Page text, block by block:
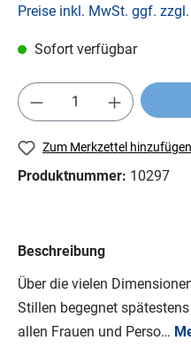
Preise inkl. MwSt. ggf.
Sofort verfügbar
Zum Merkzettel hinzufügen
Produktnummer: 10297
Beschreibung
Über die vielen
Stillen begegnet
allen Frauen und Perso…